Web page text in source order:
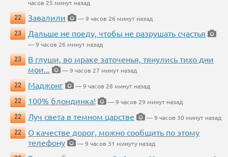
часов 25 минут назад
22
Завалили
— 9 часов 26 минут назад
23
Дальше не поеду, чтобы не разрушать счастья
— 9 часов 26 минут назад
23
В глуши, во мраке заточенья, тянулись тихо дни
мои...
— 9 часов 27 минут назад
22
Маджонг
— 9 часов 28 минут назад
22
100% блондинка!
— 9 часов 29 минут назад
22
Луч света в темном царстве
— 9 часов 30 минут назад
22
О качестве дорог, можно сообщить по этому
телефону
— 9 часов 31 минуту назад